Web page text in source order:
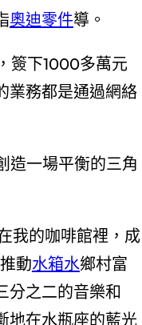
奧迪零件導。
簽下1000多萬元
業務都是通過網絡
造一場平衡的三角
我的咖啡館裡，成
動水箱水鄉村富
分之二的音樂和
地在水瓶座的藍光